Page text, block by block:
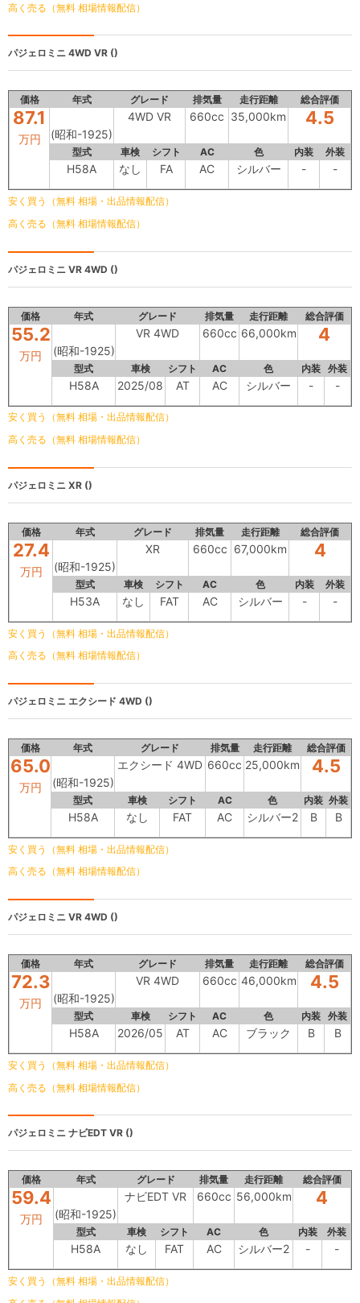
高く売る（無料 相場情報配信）
パジェロミニ 4WD VR ()
価格 年式 グレード 排気量 走行距離 総合評価
87.1
万円 (昭和-1925)
4WD VR 660cc 35,000km 4.5
型式 車検 シフト AC 色 内装 外装
H58A なし FA AC シルバー - -
安く買う（無料 相場・出品情報配信）
高く売る（無料 相場情報配信）
パジェロミニ VR 4WD ()
価格 年式 グレード 排気量 走行距離 総合評価
55.2
万円 (昭和-1925)
VR 4WD 660cc 66,000km 4
型式 車検 シフト AC 色 内装 外装
H58A 2025/08 AT AC シルバー - -
安く買う（無料 相場・出品情報配信）
高く売る（無料 相場情報配信）
パジェロミニ XR ()
価格 年式 グレード 排気量 走行距離 総合評価
27.4
万円 (昭和-1925)
XR 660cc 67,000km 4
型式 車検 シフト AC 色 内装 外装
H53A なし FAT AC シルバー - -
安く買う（無料 相場・出品情報配信）
高く売る（無料 相場情報配信）
パジェロミニ エクシード 4WD ()
価格 年式 グレード 排気量 走行距離 総合評価
65.0
万円 (昭和-1925)
エクシード 4WD 660cc 25,000km 4.5
型式 車検 シフト AC 色 内装 外装
H58A なし FAT AC シルバー2 B B
安く買う（無料 相場・出品情報配信）
高く売る（無料 相場情報配信）
パジェロミニ VR 4WD ()
価格 年式 グレード 排気量 走行距離 総合評価
72.3
万円 (昭和-1925)
VR 4WD 660cc 46,000km 4.5
型式 車検 シフト AC 色 内装 外装
H58A 2026/05 AT AC ブラック B B
安く買う（無料 相場・出品情報配信）
高く売る（無料 相場情報配信）
パジェロミニ ナビEDT VR ()
価格 年式 グレード 排気量 走行距離 総合評価
59.4
万円 (昭和-1925)
ナビEDT VR 660cc 56,000km 4
型式 車検 シフト AC 色 内装 外装
H58A なし FAT AC シルバー2 - -
安く買う（無料 相場・出品情報配信）